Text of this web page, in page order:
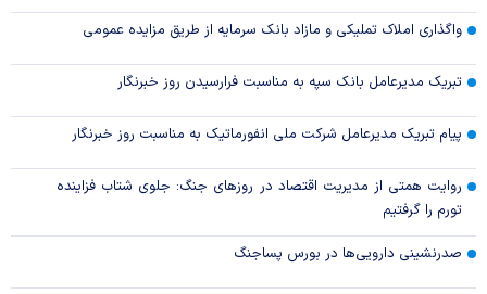
واگذاری املاک تملیکی و مازاد بانک سرمایه از طریق مزایده عمومی
تبریک مدیرعامل بانک سپه به مناسبت فرارسیدن روز خبرنگار
پیام تبریک مدیرعامل شرکت ملی انفورماتیک به مناسبت روز خبرنگار
روایت همتی از مدیریت اقتصاد در روزهای جنگ: جلوی شتاب فزاینده
تورم را گرفتیم
صدرنشینی دارویی‌ها در بورس پساجنگ